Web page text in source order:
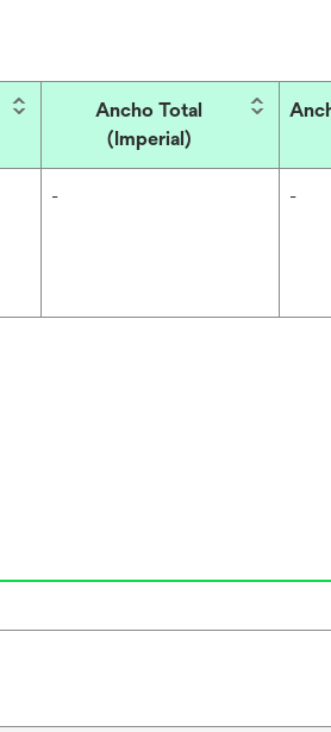
Ancho Total
(Imperial)
- -